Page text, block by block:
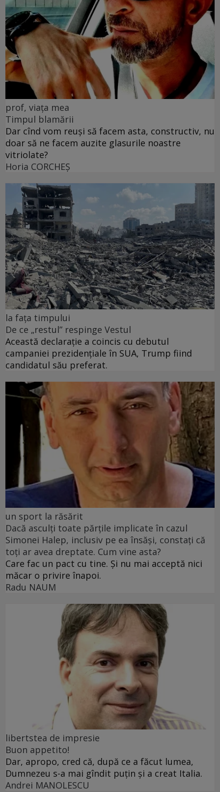
prof, viața mea
Timpul blamării
Dar cînd vom reuși să facem asta, constructiv, nu
doar să ne facem auzite glasurile noastre
vitriolate?
Horia CORCHEŞ
la fața timpului
De ce „restul” respinge Vestul
Această declarație a coincis cu debutul
campaniei prezidențiale în SUA, Trump fiind
candidatul său preferat.
un sport la răsărit
Dacă asculți toate părțile implicate în cazul
Simonei Halep, inclusiv pe ea însăși, constați că
toți ar avea dreptate. Cum vine asta?
Care fac un pact cu tine. Și nu mai acceptă nici
măcar o privire înapoi.
Radu NAUM
libertstea de impresie
Buon appetito!
Dar, apropo, cred că, după ce a făcut lumea,
Dumnezeu s-a mai gîndit puțin și a creat Italia.
Andrei MANOLESCU